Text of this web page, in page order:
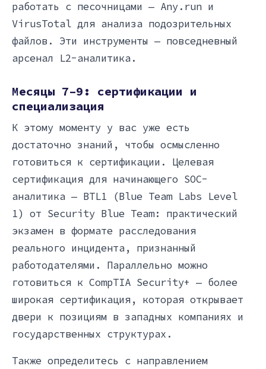
работать с песочницами — Any.run и
VirusTotal для анализа подозрительных
файлов. Эти инструменты — повседневный
арсенал L2-аналитика.
Месяцы 7–9: сертификации и
специализация
К этому моменту у вас уже есть
достаточно знаний, чтобы осмысленно
готовиться к сертификации. Целевая
сертификация для начинающего SOC-
аналитика — BTL1 (Blue Team Labs Level
1) от Security Blue Team: практический
экзамен в формате расследования
реального инцидента, признанный
работодателями. Параллельно можно
готовиться к CompTIA Security+ — более
широкая сертификация, которая открывает
двери к позициям в западных компаниях и
государственных структурах.
Также определитесь с направлением